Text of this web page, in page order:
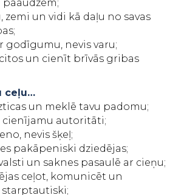
zemi un vidi kā daļu no savas
godīgumu, nevis varu;
un cienīt brīvās gribas
ceļu…
un meklē tavu padomu;
cienījamu autoritāti;
nevis šķeļ;
pakāpeniski dziedējas;
un saknes pasaulē ar cieņu;
ceļot, komunicēt un